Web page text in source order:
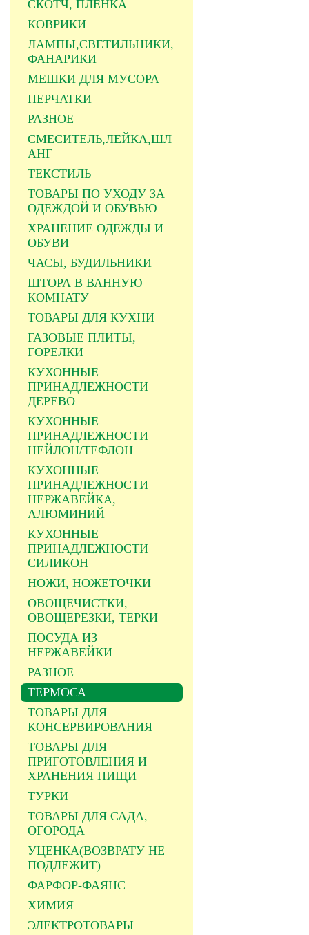
СКОТЧ, ПЛЕНКА
КОВРИКИ
ЛАМПЫ,СВЕТИЛЬНИКИ,
ФАНАРИКИ
МЕШКИ ДЛЯ МУСОРА
ПЕРЧАТКИ
РАЗНОЕ
СМЕСИТЕЛЬ,ЛЕЙКА,ШЛ
АНГ
ТЕКСТИЛЬ
ТОВАРЫ ПО УХОДУ ЗА
ОДЕЖДОЙ И ОБУВЬЮ
ХРАНЕНИЕ ОДЕЖДЫ И
ОБУВИ
ЧАСЫ, БУДИЛЬНИКИ
ШТОРА В ВАННУЮ
КОМНАТУ
ТОВАРЫ ДЛЯ КУХНИ
ГАЗОВЫЕ ПЛИТЫ,
ГОРЕЛКИ
КУХОННЫЕ
ПРИНАДЛЕЖНОСТИ
ДЕРЕВО
КУХОННЫЕ
ПРИНАДЛЕЖНОСТИ
НЕЙЛОН/ТЕФЛОН
КУХОННЫЕ
ПРИНАДЛЕЖНОСТИ
НЕРЖАВЕЙКА,
АЛЮМИНИЙ
КУХОННЫЕ
ПРИНАДЛЕЖНОСТИ
СИЛИКОН
НОЖИ, НОЖЕТОЧКИ
ОВОЩЕЧИСТКИ,
ОВОЩЕРЕЗКИ, ТЕРКИ
ПОСУДА ИЗ
НЕРЖАВЕЙКИ
РАЗНОЕ
ТЕРМОСА
ТОВАРЫ ДЛЯ
КОНСЕРВИРОВАНИЯ
ТОВАРЫ ДЛЯ
ПРИГОТОВЛЕНИЯ И
ХРАНЕНИЯ ПИЩИ
ТУРКИ
ТОВАРЫ ДЛЯ САДА,
ОГОРОДА
УЦЕНКА(ВОЗВРАТУ НЕ
ПОДЛЕЖИТ)
ФАРФОР-ФАЯНС
ХИМИЯ
ЭЛЕКТРОТОВАРЫ